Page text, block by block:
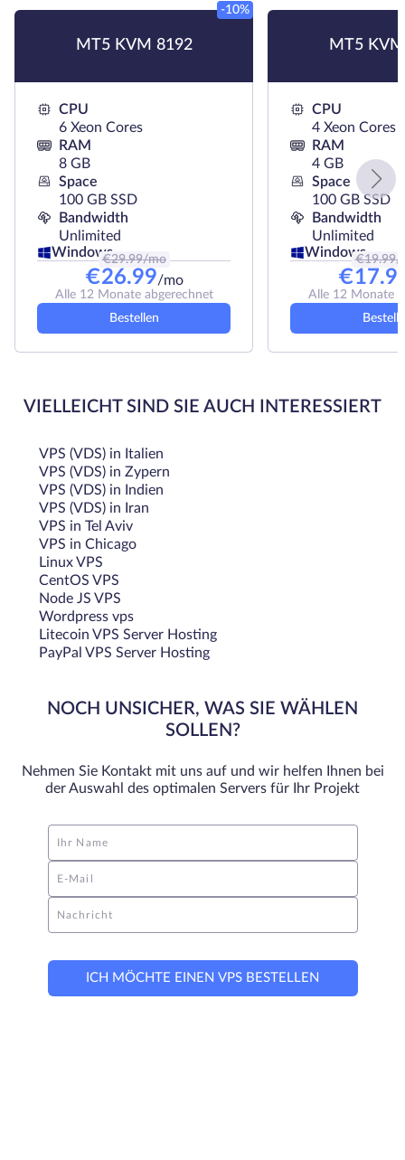
MT5 KVM 8192
-10%
CPU
6 Xeon Cores
RAM
8 GB
Space
100 GB SSD
Bandwidth
Unlimited
Windows
€29.99/mo
€26.99/mo
Alle 12 Monate abgerechnet
Bestellen
MT5
CPU
4 Xeon Cores
RAM
4 GB
Space
100 GB SSD
Bandwidth
Unlimited
Windows
€19.99/
€
Alle 12 Monate
VIELLEICHT SIND SIE AUCH INTERESSIERT
VPS (VDS) in Italien
VPS (VDS) in Zypern
VPS (VDS) in Indien
VPS (VDS) in Iran
VPS in Tel Aviv
VPS in Chicago
Linux VPS
CentOS VPS
Node JS VPS
Wordpress vps
Litecoin VPS Server Hosting
PayPal VPS Server Hosting
NOCH UNSICHER, WAS SIE WÄHLEN
SOLLEN?
Nehmen Sie Kontakt mit uns auf und wir helfen Ihnen bei
der Auswahl des optimalen Servers für Ihr Projekt
Ihr Name
E-Mail
Nachricht
ICH MÖCHTE EINEN VPS BESTELLEN